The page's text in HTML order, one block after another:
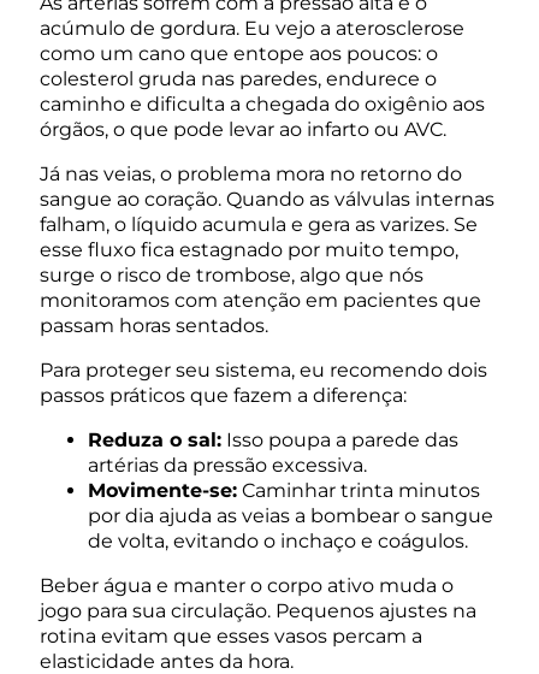
acúmulo de gordura. Eu vejo a aterosclerose
como um cano que entope aos poucos: o
colesterol gruda nas paredes, endurece o
caminho e dificulta a chegada do oxigênio aos
órgãos, o que pode levar ao infarto ou AVC.
Já nas veias, o problema mora no retorno do
sangue ao coração. Quando as válvulas internas
falham, o líquido acumula e gera as varizes. Se
esse fluxo fica estagnado por muito tempo,
surge o risco de trombose, algo que nós
monitoramos com atenção em pacientes que
passam horas sentados.
Para proteger seu sistema, eu recomendo dois
passos práticos que fazem a diferença:
Reduza o sal: Isso poupa a parede das
artérias da pressão excessiva.
Movimente-se: Caminhar trinta minutos
por dia ajuda as veias a bombear o sangue
de volta, evitando o inchaço e coágulos.
Beber água e manter o corpo ativo muda o
jogo para sua circulação. Pequenos ajustes na
rotina evitam que esses vasos percam a
elasticidade antes da hora.